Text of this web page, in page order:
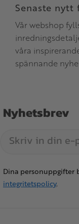
Senaste nytt
Vår webshop
våra
spännande
Nyhetsbrev
Dina personuppgifter
integritetspolicy.